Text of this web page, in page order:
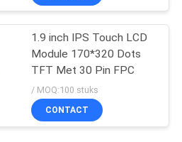
1.9 inch IPS Touch LCD
Module 170*320 Dots
TFT Met 30 Pin FPC
/ MOQ:100 stuks
CONTACT